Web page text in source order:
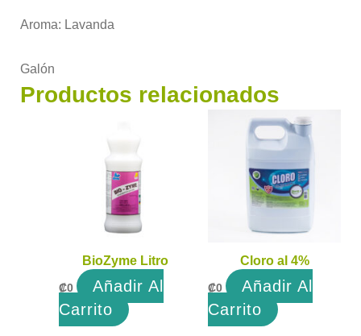
Aroma: Lavanda
Galón
Productos relacionados
BioZyme Litro
₡0
Añadir Al
Carrito
Cloro al 4%
₡0
Añadir Al
Carrito